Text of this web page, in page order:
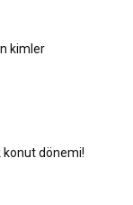
kimler
konut dönemi!